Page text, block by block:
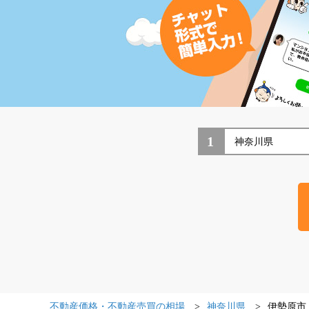
1
不動産価格・不動産売買の相場 神奈川県 伊勢原市